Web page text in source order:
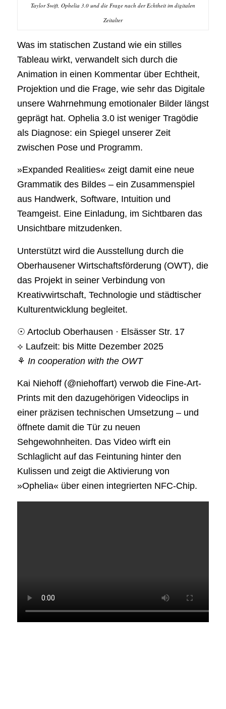
Taylor Swift, Ophelia 3.0 und die Frage nach der Echtheit im digitalen
Zeitalter
Was im statischen Zustand wie ein stilles
Tableau wirkt, verwandelt sich durch die
Animation in einen Kommentar über Echtheit,
Projektion und die Frage, wie sehr das Digitale
unsere Wahrnehmung emotionaler Bilder längst
geprägt hat. Ophelia 3.0 ist weniger Tragödie
als Diagnose: ein Spiegel unserer Zeit
zwischen Pose und Programm.
»Expanded Realities« zeigt damit eine neue
Grammatik des Bildes – ein Zusammenspiel
aus Handwerk, Software, Intuition und
Teamgeist. Eine Einladung, im Sichtbaren das
Unsichtbare mitzudenken.
Unterstützt wird die Ausstellung durch die
Oberhausener Wirtschaftsförderung (OWT), die
das Projekt in seiner Verbindung von
Kreativwirtschaft, Technologie und städtischer
Kulturentwicklung begleitet.
☉ Artoclub Oberhausen · Elsässer Str. 17
⟡ Laufzeit: bis Mitte Dezember 2025
⚘ In cooperation with the OWT
Kai Niehoff (@niehoffart) verwob die Fine-Art-
Prints mit den dazugehörigen Videoclips in
einer präzisen technischen Umsetzung – und
öffnete damit die Tür zu neuen
Sehgewohnheiten. Das Video wirft ein
Schlaglicht auf das Feintuning hinter den
Kulissen und zeigt die Aktivierung von
»Ophelia« über einen integrierten NFC-Chip.